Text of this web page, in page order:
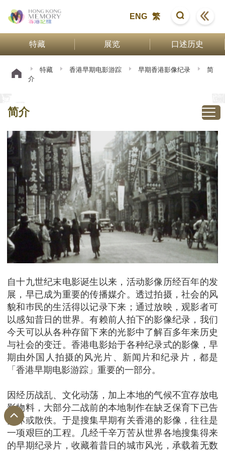
ENG 繁
特藏 展览 口述历史
特藏 香港早期电影游踪 早期香港影像纪录
简
介
简介
自十九世纪末电影诞生以来，活动影像历经百年的发
展，早已成为重要的传播媒介。透过拍摄，社会的风
貌和巿民的生活得以记录下来；通过放映，观影者可
以感知昔日的世界。有赖前人拍下的影像纪录，我们
今天可以从各种存留下来的光影中了解百多年来历史
与社会的变迁。香港电影始于各种纪录式的影像，早
期由外国人拍摄的风光片、新闻片和纪录片，都是
「香港早期电影游踪」重要的一部分。
因经历战乱、文化动荡，加上本地的气候不宜存放电
影物料，大部分二战前的本地制作在缺乏保育下已告
损坏或散佚。于是搜集早期有关香港的影像，往往是
一项艰巨的工程。几经千辛万苦从世界各地搜集得来
的早期纪录片，收藏着昔日的城市风光，承载着无数